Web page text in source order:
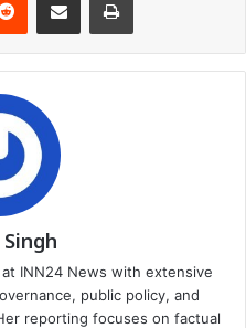
INN24 News with extensive
public policy, and
reporting focuses on factual